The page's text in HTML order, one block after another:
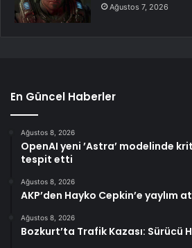
Ağustos 7, 2026
En Güncel Haberler
Ağustos 8, 2026
OpenAI yeni ’Astra’ modelinde
tespit etti
Ağustos 8, 2026
AKP’den Hayko Cepkin’e yaylım
Ağustos 8, 2026
Bozkurt’ta Trafik Kazası: Sürücü